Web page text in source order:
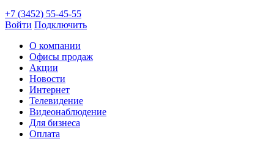
+7 (3452) 55-45-55
Войти Подключить
О компании
Офисы продаж
Акции
Новости
Интернет
Телевидение
Видеонаблюдение
Для бизнеса
Оплата